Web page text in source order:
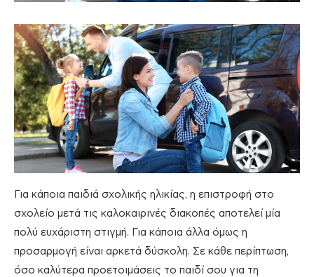
Για κάποια παιδιά σχολικής ηλικίας, η επιστροφή στο
σχολείο μετά τις καλοκαιρινές διακοπές αποτελεί μία
πολύ ευχάριστη στιγμή. Για κάποια άλλα όμως η
προσαρμογή είναι αρκετά δύσκολη. Σε κάθε περίπτωση,
όσο καλύτερα προετοιμάσεις το παιδί σου για τη